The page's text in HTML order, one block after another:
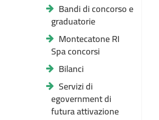
Bandi di concorso e
graduatorie
Montecatone RI
Spa concorsi
Bilanci
Servizi di
egovernment di
futura attivazione